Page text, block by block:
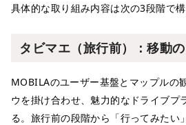
具体的な取り組み内容は次の3段階で構
タビマエ（旅行前）：移動
MOBILAのユーザー基盤とマップルの
ウを掛け合わせ、魅力的なドライブプ
る。旅行前の段階から「行ってみたい